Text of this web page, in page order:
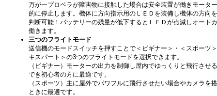
万が一プロペラが障害物に接触した場合は安全装置が働きモータ
的に停止します。機体に方向指示用のＬＥＤを装備し機体の方向
判断可能！バッテリーの残量が低下するとＬＥＤが点滅しオート
働きます。
三つのフライトモード
送信機のモードスイッチを押すことで＜ビギナー＞・＜スポーツ
キスパート＞の3つのフライトモードを選択できます。
（ビギナー）モーターの出力を制御し屋内でゆっくりと飛行させ
でき初心者の方に最適です。
（スポーツ）主に屋外でパワフルに飛行させたい場合やカメラを
ときに最適です。